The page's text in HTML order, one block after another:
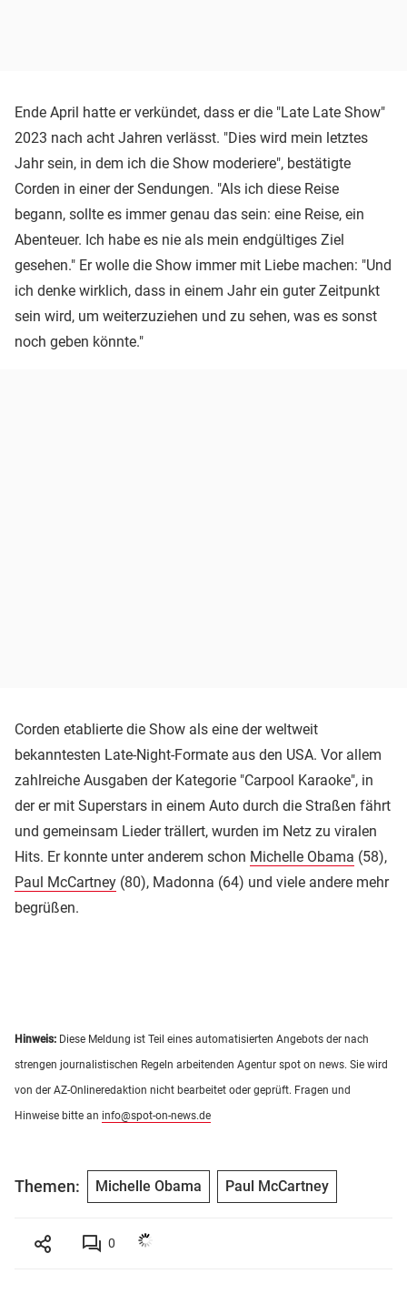
Ende April hatte er verkündet, dass er die "Late Late Show"
2023 nach acht Jahren verlässt. "Dies wird mein letztes
Jahr sein, in dem ich die Show moderiere", bestätigte
Corden in einer der Sendungen. "Als ich diese Reise
begann, sollte es immer genau das sein: eine Reise, ein
Abenteuer. Ich habe es nie als mein endgültiges Ziel
gesehen." Er wolle die Show immer mit Liebe machen: "Und
ich denke wirklich, dass in einem Jahr ein guter Zeitpunkt
sein wird, um weiterzuziehen und zu sehen, was es sonst
noch geben könnte."
Corden etablierte die Show als eine der weltweit
bekanntesten Late-Night-Formate aus den USA. Vor allem
zahlreiche Ausgaben der Kategorie "Carpool Karaoke", in
der er mit Superstars in einem Auto durch die Straßen fährt
und gemeinsam Lieder trällert, wurden im Netz zu viralen
Hits. Er konnte unter anderem schon Michelle Obama (58),
Paul McCartney (80), Madonna (64) und viele andere mehr
begrüßen.
Hinweis: Diese Meldung ist Teil eines automatisierten Angebots der nach
strengen journalistischen Regeln arbeitenden Agentur spot on news. Sie wird
von der AZ-Onlineredaktion nicht bearbeitet oder geprüft. Fragen und
Hinweise bitte an info@spot-on-news.de
Themen: Michelle Obama Paul McCartney
0